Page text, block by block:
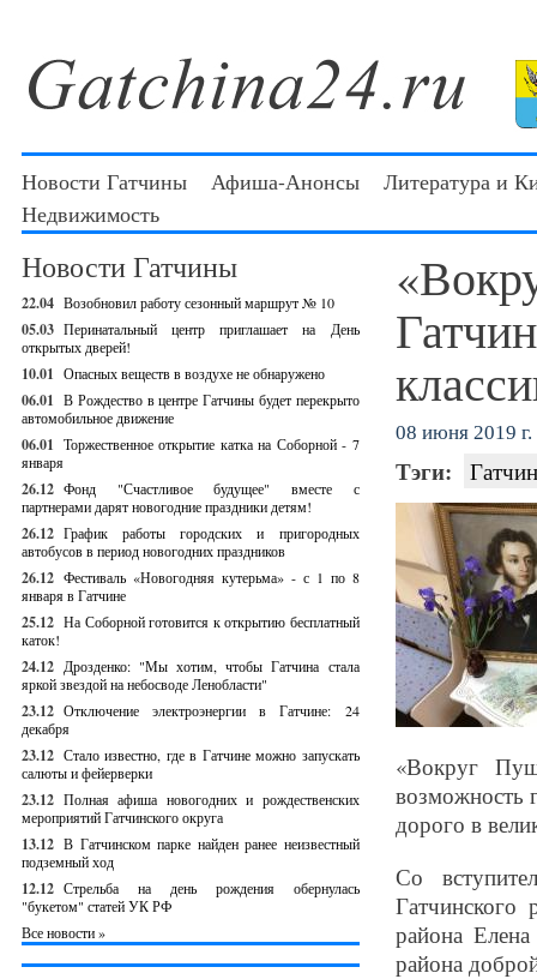
Новости Гатчины Афиша-Анонсы
Литература и
Недвижимость
Новости Гатчины
22.04 Возобновил работу сезонный маршрут № 10
05.03 Перинатальный центр приглашает на День
открытых дверей!
10.01 Опасных веществ в воздухе не обнаружено
06.01 В Рождество в центре Гатчины будет перекрыто
автомобильное движение
06.01 Торжественное открытие катка на Соборной - 7
января
26.12 Фонд "Счастливое будущее" вместе с
партнерами дарят новогодние праздники детям!
26.12 График работы городских и пригородных
автобусов в период новогодних праздников
26.12 Фестиваль «Новогодняя кутерьма» - с 1 по 8
января в Гатчине
25.12 На Соборной готовится к открытию бесплатный
каток!
24.12 Дрозденко: "Мы хотим, чтобы Гатчина стала
яркой звездой на небосводе Ленобласти"
23.12 Отключение электроэнергии в Гатчине: 24
декабря
23.12 Стало известно, где в Гатчине можно запускать
салюты и фейерверки
23.12 Полная афиша новогодних и рождественских
мероприятий Гатчинского округа
13.12 В Гатчинском парке найден ранее неизвестный
подземный ход
12.12 Стрельба на день рождения обернулась
"букетом" статей УК РФ
Все новости »
08 июня 2019 г.
Тэги:
«Вокруг
возможность
дорого в
Со
района
района